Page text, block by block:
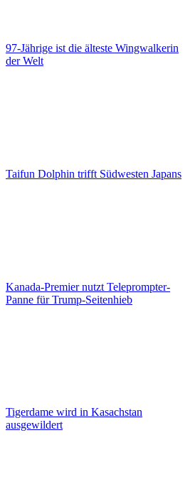
97-Jährige ist die älteste Wingwalkerin
der Welt
Taifun Dolphin trifft Südwesten Japans
Kanada-Premier nutzt Teleprompter-
Panne für Trump-Seitenhieb
Tigerdame wird in Kasachstan
ausgewildert